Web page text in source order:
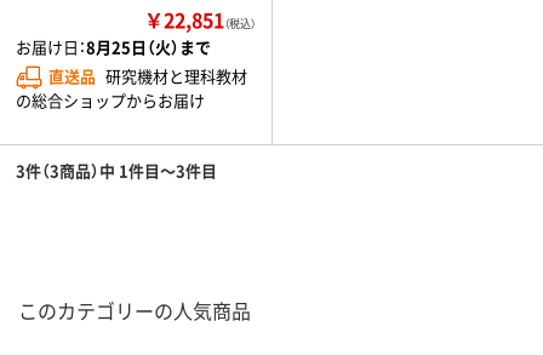
￥22,851（税込）
お届け日：8月25日（火）まで
直送品 研究機材と理科教材
の総合ショップからお届け
3件（3商品）中 1件目～3件目
このカテゴリーの人気商品